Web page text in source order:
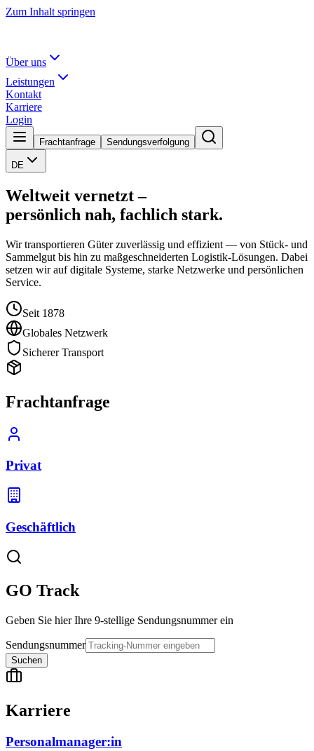
Zum Inhalt springen
Über uns
Leistungen
Kontakt
Karriere
Login
Frachtanfrage Sendungsverfolgung
DE
Weltweit vernetzt –
persönlich nah, fachlich stark.
Wir transportieren Güter zuverlässig und effizient — von Stück- und
Sammelgut bis hin zu maßgeschneiderten Logistik-Lösungen. Dabei
setzen wir auf digitale Systeme, starke Netzwerke und persönlichen
Service.
Seit 1878
Globales Netzwerk
Sicherer Transport
Frachtanfrage
Privat
Geschäftlich
GO Track
Geben Sie hier Ihre 9-stellige Sendungsnummer ein
Sendungsnummer
Suchen
Karriere
Personalmanager:in